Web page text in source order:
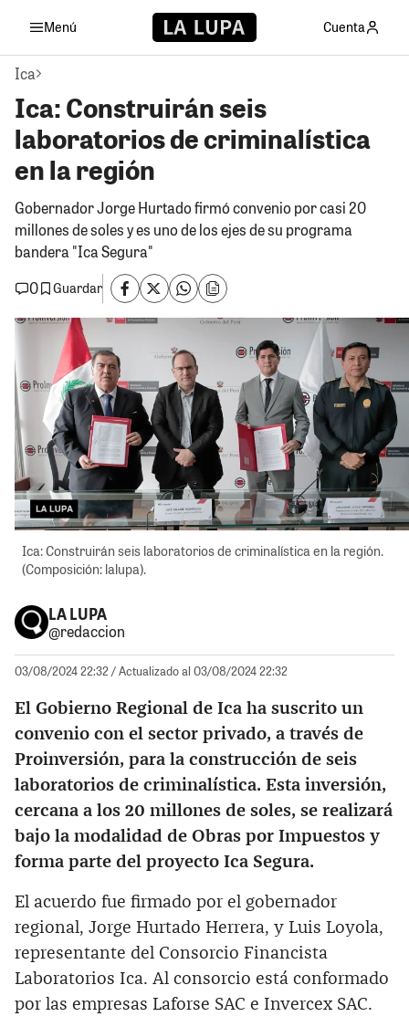
Menú Cuenta
Ica
Ica: Construirán seis
laboratorios de criminalística
en la región
Gobernador Jorge Hurtado firmó convenio por casi 20
millones de soles y es uno de los ejes de su programa
bandera "Ica Segura"
0
Guardar
Ica: Construirán seis laboratorios de criminalística en la región.
(Composición: lalupa).
LA LUPA
@redaccion
03/08/2024 22:32/ Actualizado al 03/08/2024 22:32
El Gobierno Regional de Ica ha suscrito un
convenio con el sector privado, a través de
Proinversión, para la construcción de seis
laboratorios de criminalística. Esta inversión,
cercana a los 20 millones de soles, se realizará
bajo la modalidad de Obras por Impuestos y
forma parte del proyecto Ica Segura.
El acuerdo fue firmado por el gobernador
regional, Jorge Hurtado Herrera, y Luis Loyola,
representante del Consorcio Financista
Laboratorios Ica. Al consorcio está conformado
por las empresas Laforse SAC e Invercex SAC.